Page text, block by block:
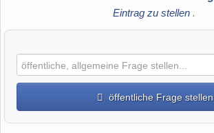
Eintrag zu stellen .
öffentliche Frage stellen